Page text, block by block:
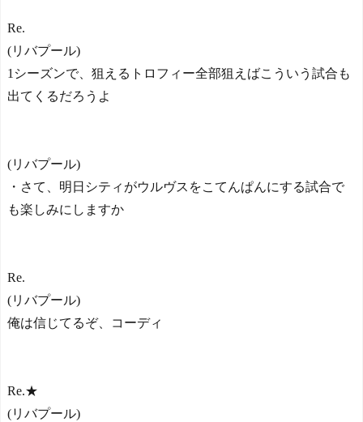
Re.
(リバプール)
1シーズンで、狙えるトロフィー全部狙えばこういう試合も
出てくるだろうよ
(リバプール)
・さて、明日シティがウルヴスをこてんぱんにする試合で
も楽しみにしますか
Re.
(リバプール)
俺は信じてるぞ、コーディ
Re.★
(リバプール)